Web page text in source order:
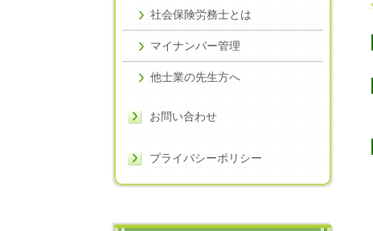
社会保険労務士とは
マイナンバー管理
他士業の先生方へ
お問い合わせ
プライバシーポリシー